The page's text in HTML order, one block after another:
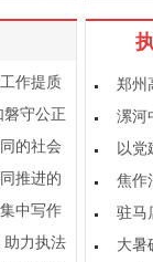
作提质
守公正
的社会
推进的
中写作
助力执法
郑州
漯河
以
焦作
驻马
大暑